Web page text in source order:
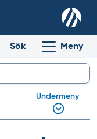
Sök Meny
Undermeny